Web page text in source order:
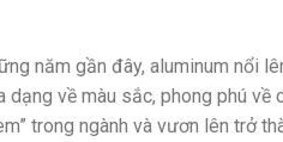
năm gần đây, aluminum nổi
dạng về màu sắc, phong phú
trong ngành và vươn lên trở